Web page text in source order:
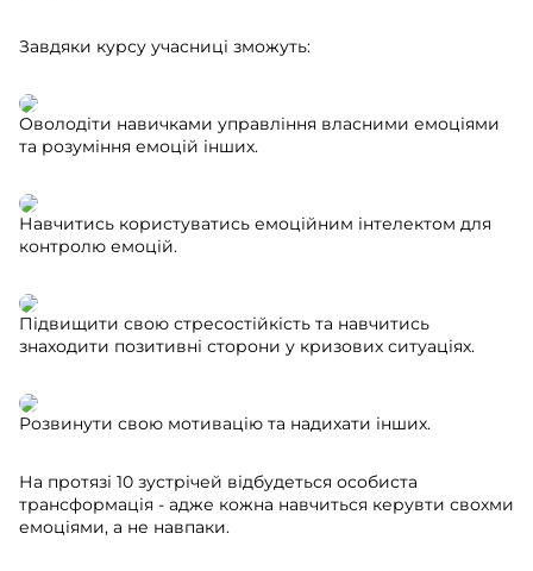
Завдяки курсу учасниці зможуть:
Оволодіти навичками управління власними емоціями
та розуміння емоцій інших.
Навчитись користуватись емоційним інтелектом для
контролю емоцій.
Підвищити свою стресостійкість та навчитись
знаходити позитивні сторони у кризових ситуаціях.
Розвинути свою мотивацію та надихати інших.
На протязі 10 зустрічей відбудеться особиста
трансформація - адже кожна навчиться керувти свохми
емоціями, а не навпаки.